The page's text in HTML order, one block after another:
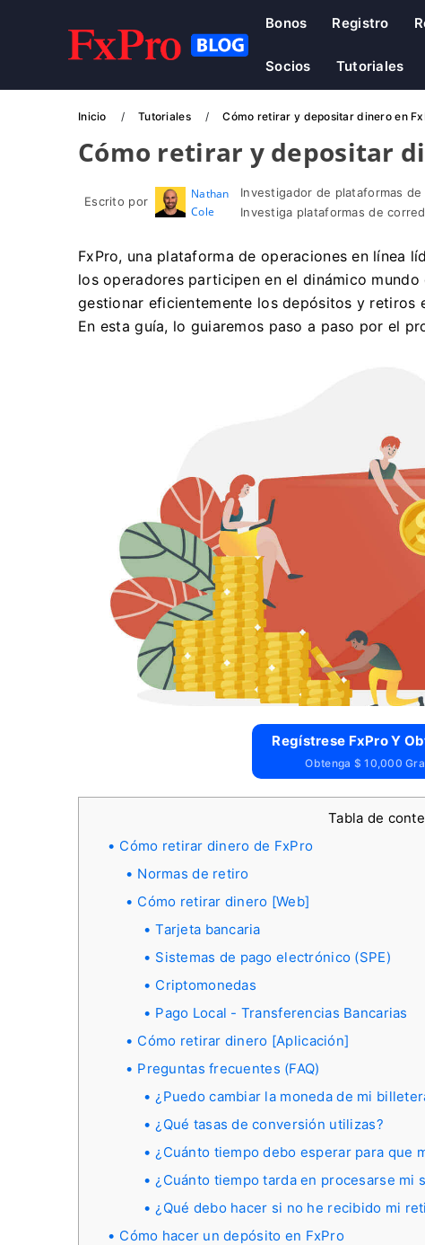
Bonos Registro
Socios Tutoriales
Inicio Tutoriales Cómo retirar y depositar dinero en
Cómo retirar y depositar
Escrito por
Nathan
Cole
Investigador de plataformas
Investiga plataformas de
FxPro, una plataforma de operaciones en línea
los operadores participen en el dinámico
gestionar eficientemente los depósitos y retiros
En esta guía, lo guiaremos paso a paso por el
Regístrese FxPro Y
Obtenga $ 10,000
Tabla de
Cómo retirar dinero de FxPro
Normas de retiro
Cómo retirar dinero [Web]
Tarjeta bancaria
Sistemas de pago electrónico (SPE)
Criptomonedas
Pago Local - Transferencias Bancarias
Cómo retirar dinero [Aplicación]
Preguntas frecuentes (FAQ)
¿Puedo cambiar la moneda de mi
¿Qué tasas de conversión utilizas?
¿Cuánto tiempo debo esperar para que
¿Cuánto tiempo tarda en procesarse mi
¿Qué debo hacer si no he recibido mi
Cómo hacer un depósito en FxPro